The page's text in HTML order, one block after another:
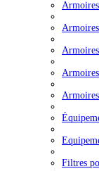
Filtres